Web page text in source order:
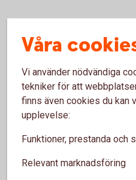
För- och
aktiederivat
Fördelar
Kan användas till att
kursnedgång.
Kan ge en ökad
Våra
Vi använder nödvändiga
tekniker för att
finns även cookies du kan
upplevelse:
Funktioner, prestanda och
Relevant marknadsföring